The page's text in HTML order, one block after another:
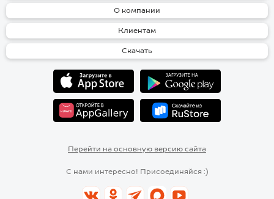
О компании
Клиентам
Скачать
Перейти на основную версию сайта
С нами интересно! Присоединяйся :)